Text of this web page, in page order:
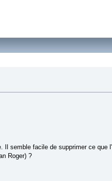
Il semble facile de supprimer ce que
Roger) ?